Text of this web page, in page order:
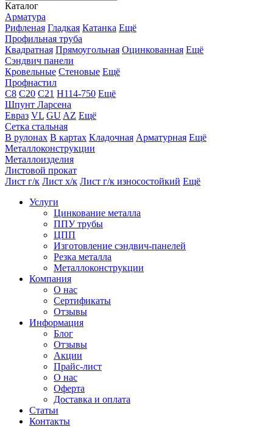
Каталог
Арматура
Рифленая Гладкая Катанка Ещё
Профильная труба
Квадратная Прямоугольная Оцинкованная Ещё
Сэндвич панели
Кровельные Стеновые Ещё
Профнастил
С8 С20 С21 Н114-750 Ещё
Шпунт Ларсена
Евраз VL GU AZ Ещё
Сетка стальная
В рулонах В картах Кладочная Арматурная Ещё
Металлоконструкции
Металлоизделия
Листовой прокат
Лист г/к Лист х/к Лист г/к износостойкий Ещё
Услуги
Цинкование металла
ППУ трубы
ЦПП
Изготовление сэндвич-панелей
Резка металла
Металлоконструкции
Компания
О нас
Сертификаты
Отзывы
Информация
Блог
Отзывы
Акции
Прайс-лист
О нас
Оферта
Доставка и оплата
Статьи
Контакты